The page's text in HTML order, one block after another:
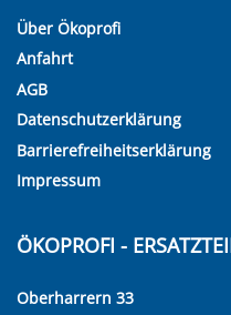
Über Ökoprofi
Anfahrt
AGB
Datenschutzerklärung
Barrierefreiheitserklärung
Impressum
ÖKOPROFI -
Oberharrern 33